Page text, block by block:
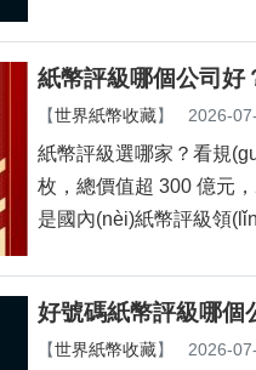
紙幣評級哪個公司好
【世界紙幣收藏】 2026-
紙幣評級選哪家？看
枚，總價值超 300 億元
是國內(nèi)紙幣評級領
好號碼紙幣評級哪個
【世界紙幣收藏】 2026-